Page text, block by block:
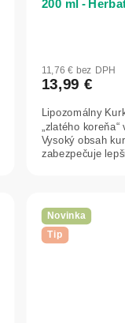
200 ml -
11,76 € bez DPH
13,99 €
Lipozomálny
„zlatého
Vysoký obsah
zabezpečuje
Novinka
Tip